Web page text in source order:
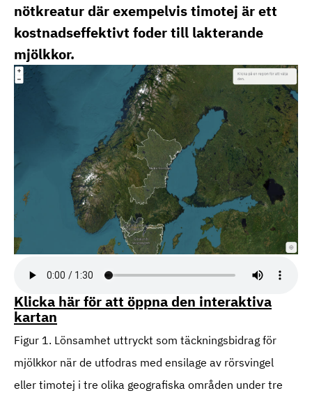
nötkreatur där exempelvis timotej är ett
kostnadseffektivt foder till lakterande
mjölkkor.
Klicka här för att öppna den interaktiva
kartan
Figur 1. Lönsamhet uttryckt som täckningsbidrag för
mjölkkor när de utfodras med ensilage av rörsvingel
eller timotej i tre olika geografiska områden under tre